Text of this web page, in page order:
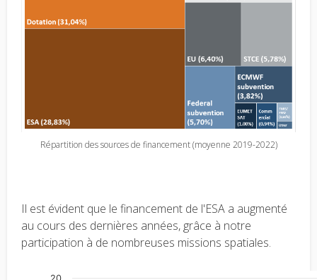
Répartition des sources de financement (moyenne 2019-2022)
Il est évident que le financement de l'ESA a augmenté
au cours des dernières années, grâce à notre
participation à de nombreuses missions spatiales.